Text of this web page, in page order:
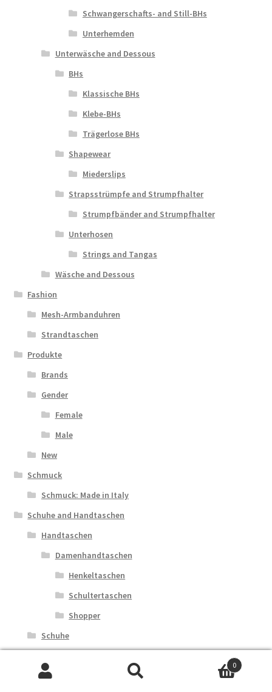
Schwangerschafts- and Still-BHs
Unterhemden
Unterwäsche and Dessous
BHs
Klassische BHs
Klebe-BHs
Trägerlose BHs
Shapewear
Miederslips
Strapsstrümpfe and Strumpfhalter
Strumpfbänder and Strumpfhalter
Unterhosen
Strings and Tangas
Wäsche and Dessous
Fashion
Mesh-Armbanduhren
Strandtaschen
Produkte
Brands
Gender
Female
Male
New
Schmuck
Schmuck: Made in Italy
Schuhe and Handtaschen
Handtaschen
Damenhandtaschen
Henkeltaschen
Schultertaschen
Shopper
Schuhe
Taschen
0